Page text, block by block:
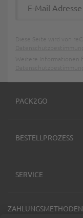
PACK2GO
BESTELLPROZESS
SERVICE
ZAHLUNGSMETHODEN